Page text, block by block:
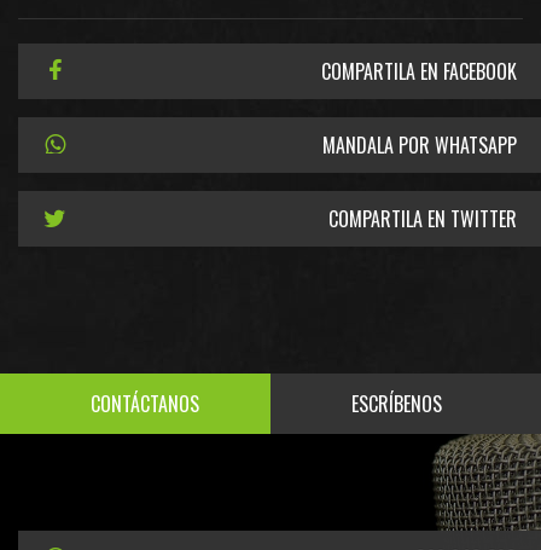
COMPARTILA EN FACEBOOK
MANDALA POR WHATSAPP
COMPARTILA EN TWITTER
CONTÁCTANOS ESCRÍBENOS